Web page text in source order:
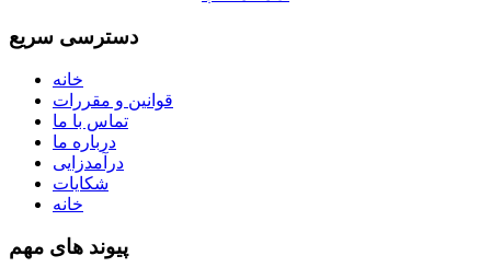
دسترسی سریع
خانه
قوانین و مقررات
تماس با ما
درباره ما
درآمدزایی
شکایات
خانه
پیوند های مهم